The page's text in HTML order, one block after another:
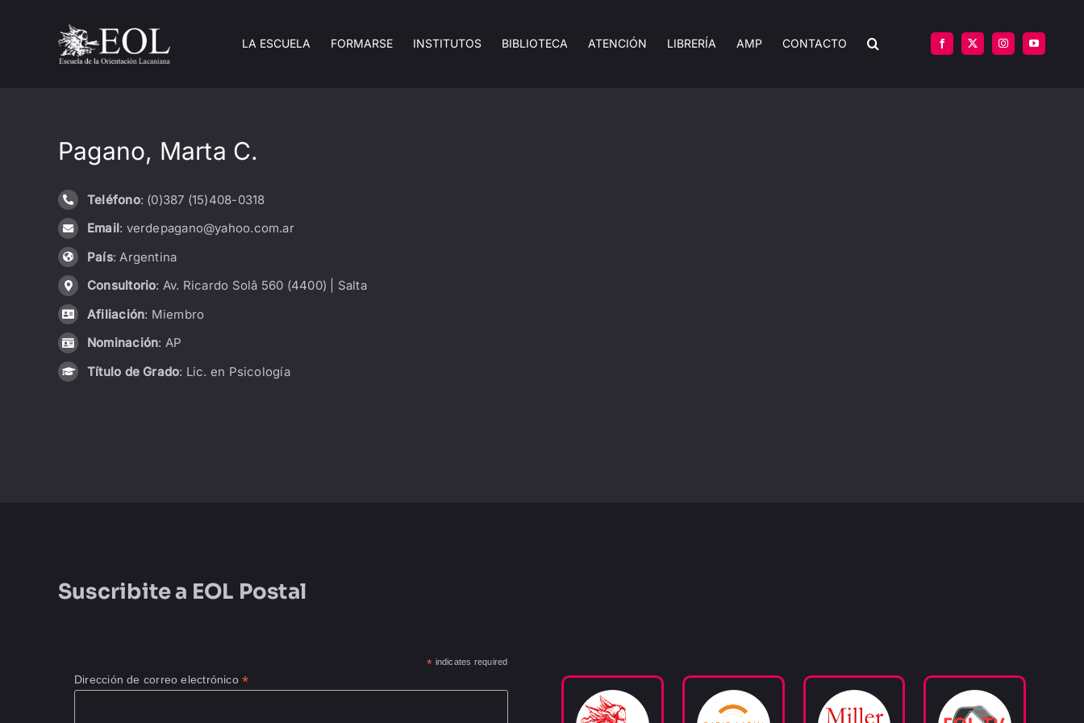
contenido
LA ESCUELA FORMARSE INSTITUTOS BIBLIOTECA ATENCIÓN LIBRERÍA AMP CONTACTO
Pagano, Marta C.
Teléfono: (0)387 (15)408-0318
Email: verdepagano@yahoo.com.ar
País: Argentina
Consultorio: Av. Ricardo Solâ 560 (4400) | Salta
Afiliación: Miembro
Nominación: AP
Título de Grado: Lic. en Psicología
Suscribite a EOL Postal
* indicates required
Dirección de correo electrónico*